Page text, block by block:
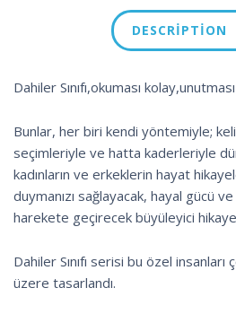
DESCRIPTION
Dahiler Sınıfı,okuması
Bunlar, her biri kendi yöntemiyle;
seçimleriyle ve hatta kaderleriyle
kadınların ve erkeklerin hayat
duymanızı sağlayacak, hayal gücü
harekete geçirecek büyüleyici
Dahiler Sınıfı serisi bu özel insanları
üzere tasarlandı.